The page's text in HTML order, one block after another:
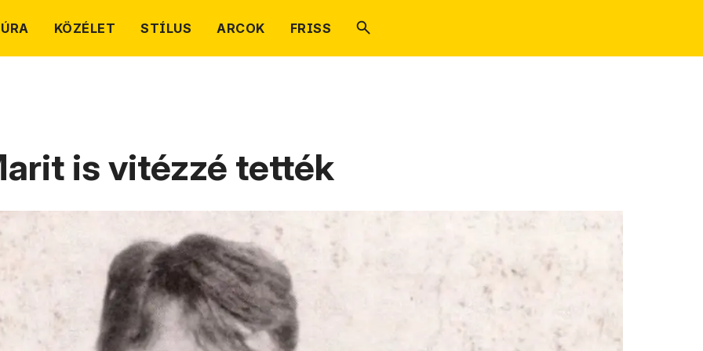
KÖZÉLET STÍLUS ARCOK FRISS
is vitézzé tették